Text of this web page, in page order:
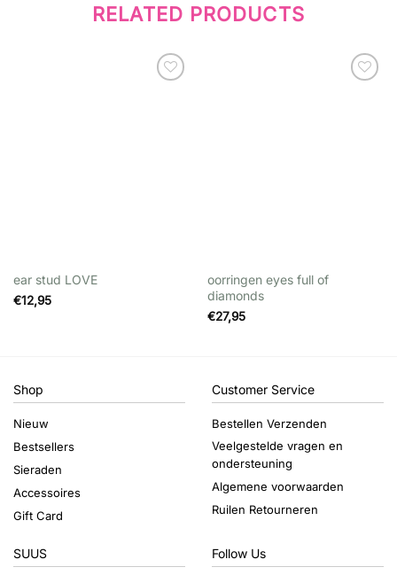
RELATED PRODUCTS
ear stud LOVE
€12,95
oorringen eyes full of
diamonds
€27,95
Shop
Nieuw
Bestsellers
Sieraden
Accessoires
Gift Card
Customer Service
Bestellen Verzenden
Veelgestelde vragen en
ondersteuning
Algemene voorwaarden
Ruilen Retourneren
SUUS Follow Us